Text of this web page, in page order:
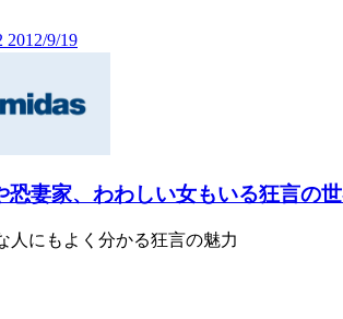
2012/9/19
恐妻家、わわしい女もいる狂言の
人にもよく分かる狂言の魅力